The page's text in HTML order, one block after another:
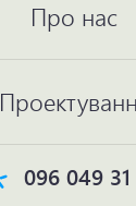
Про нас
096 049